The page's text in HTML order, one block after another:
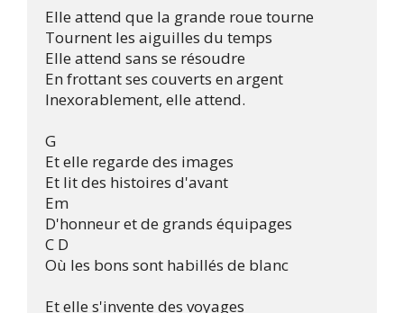
Elle attend que la grande roue tourne
Tournent les aiguilles du temps
Elle attend sans se résoudre
En frottant ses couverts en argent
Inexorablement, elle attend.
G
Et elle regarde des images
Et lit des histoires d'avant
Em
D'honneur et de grands équipages
C D
Où les bons sont habillés de blanc
Et elle s'invente des voyages